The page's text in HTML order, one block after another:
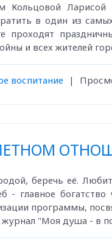
Кольцовой
в один из
проходят
и всех жителей
воспитание |
беречь её.
- главное
программы,
"Моя душа - в